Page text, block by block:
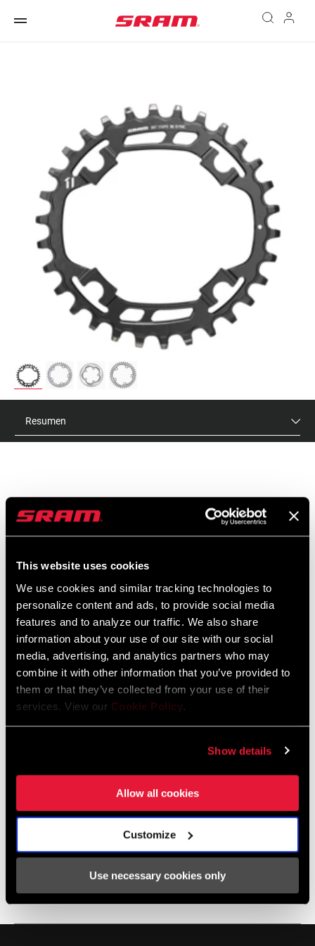
This website uses cookies
We use cookies and similar tracking technologies to
personalize content and ads, to provide social media
features and to analyze our traffic. We also share
information about your use of our site with our social
media, advertising, and analytics partners who may
combine it with other information that you’ve provided to
them or that they’ve collected from your use of their
services. View our Cookie Policy.
Show details
Allow all cookies
Customize
Use necessary cookies only
Resumen
CR-XSNC-A1
CARACTERÍSTICAS
Dientes con diseño alto y cuadrado X-SYNC, que proporciona
un control máximo de la cadena.
Los dientes de perfil estrecho y afilado, así como los bordes
redondeados, contribuyen a la gestión de una cadena
desviada.
Con huecos para evacuar el barro.
Especificaciones
CHAINRING SIZE 30, 32
BOLT CIRCLE
94 BCD
Service